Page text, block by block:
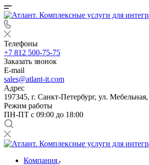
Телефоны
+7 812 500-75-75
Заказать звонок
E-mail
sales@atlant-it.com
Адрес
197345, г. Санкт-Петербург, ул.
Режим работы
ПН-ПТ с 09:00 до 18:00
Компания